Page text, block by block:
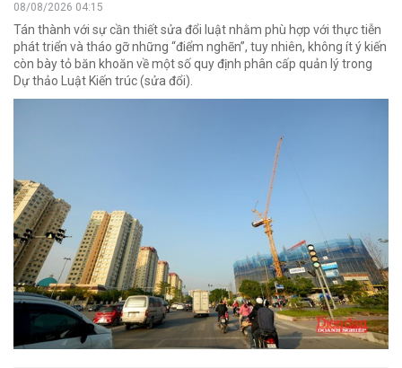
08/08/2026 04:15
Tán thành với sự cần thiết sửa đổi luật nhằm phù hợp với thực tiễn
phát triển và tháo gỡ những “điểm nghẽn”, tuy nhiên, không ít ý kiến
còn bày tỏ băn khoăn về một số quy định phân cấp quản lý trong
Dự thảo Luật Kiến trúc (sửa đổi).